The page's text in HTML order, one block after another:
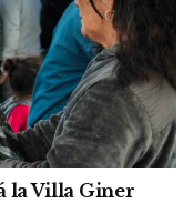
la Villa Giner